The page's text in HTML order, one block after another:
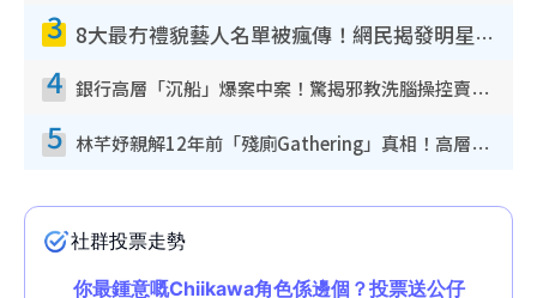
3 8大最冇禮貌藝人名單被瘋傳！網民揭發明星真面目 一致數臭呢位係無品天花板？
4 銀行高層「沉船」爆案中案！驚揭邪教洗腦操控賣淫被吞600萬 幕後黑手講多錯多
5 林芊妤親解12年前「殘廁Gathering」真相！高層解約一句話重創尊嚴至今拒返TVB